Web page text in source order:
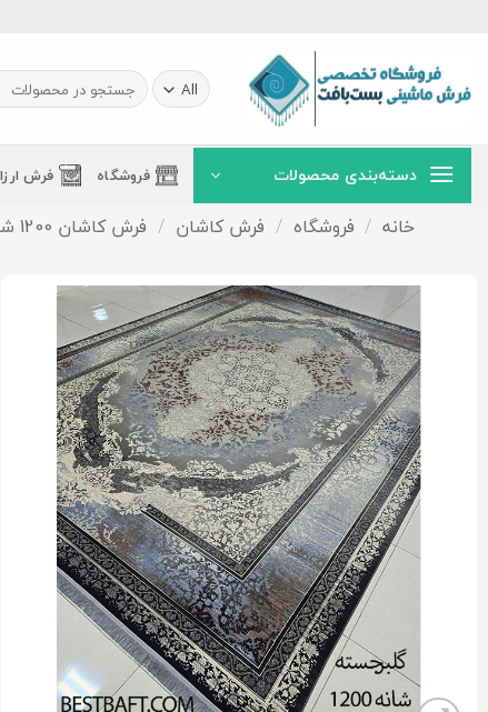
content
جستجو
برای:
دسته‌بندی محصولات فروشگاه فرش
خانه / فروشگاه / فرش کاشان / فرش کاشان 1200 شانه